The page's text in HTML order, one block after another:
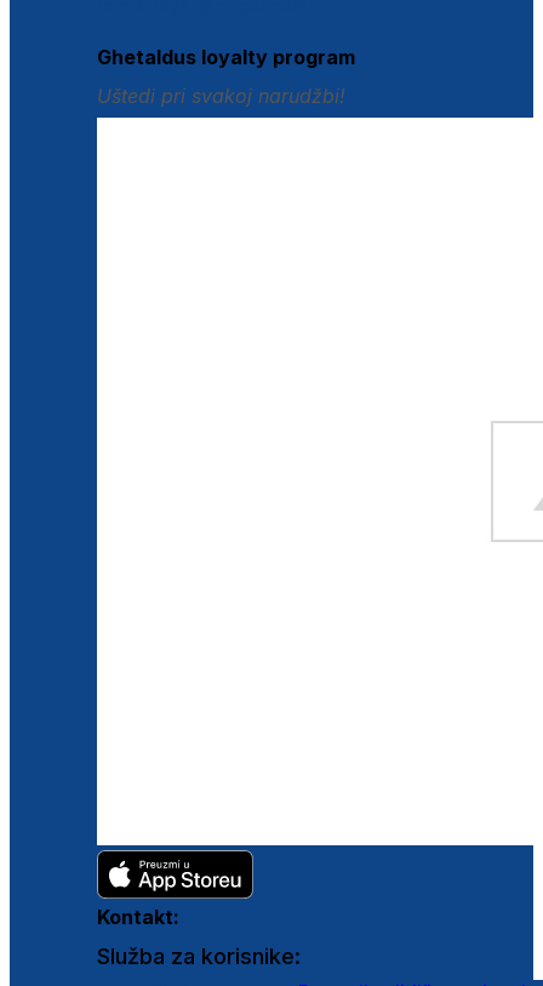
Ghetaldus loyalty program
Uštedi pri svakoj narudžbi!
Kontakt:
Služba za korisnike: